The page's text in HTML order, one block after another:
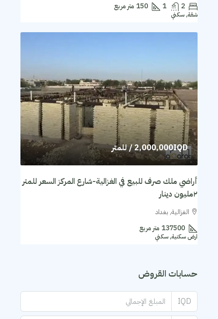
2
1
150 متر مربع
شقة, سكني
2,000,000IQD/ للمتر
أراضي ملك صرف للبيع في الغزالية-شارع المركز السعر للمتر
٢مليون دينار
الغزالية, بغداد
137500 متر مربع
ارض سكنية, سكني
حسابات القروض
IQD